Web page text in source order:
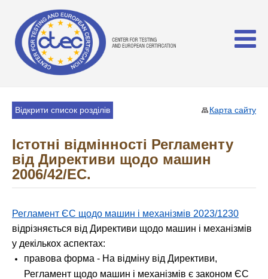
Карта сайту
Відкрити список розділів
Істотні відмінності Регламенту
від Директиви щодо машин
2006/42/EC.
Регламент ЄС щодо машин і механізмів 2023/1230
відрізняється від Директиви щодо машин і механізмів
у декількох аспектах:
правова форма - На відміну від Директиви,
Регламент щодо машин і механізмів є законом ЄС